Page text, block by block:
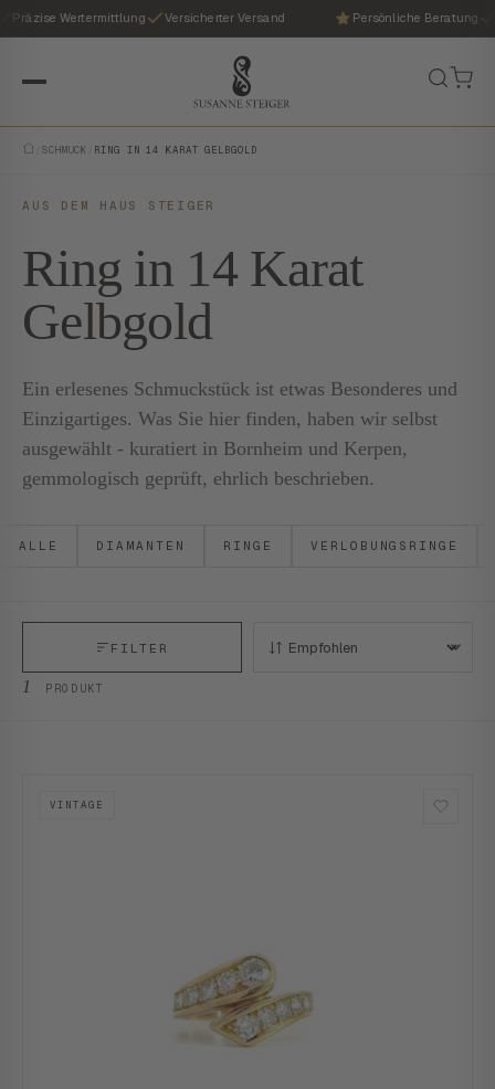
Präzise Wertermittlung Versicherter Versand Persönliche Beratung
SCHMUCK RING IN 14 KARAT GELBGOLD
AUS DEM HAUS STEIGER
Ring in 14 Karat
Gelbgold
Ein erlesenes Schmuckstück ist etwas Besonderes und
Einzigartiges. Was Sie hier finden, haben wir selbst
ausgewählt - kuratiert in Bornheim und Kerpen,
gemmologisch geprüft, ehrlich beschrieben.
ALLE DIAMANTEN RINGE VERLOBUNGSRINGE
1 PRODUKT
FILTER SORTIEREN:
VINTAGE